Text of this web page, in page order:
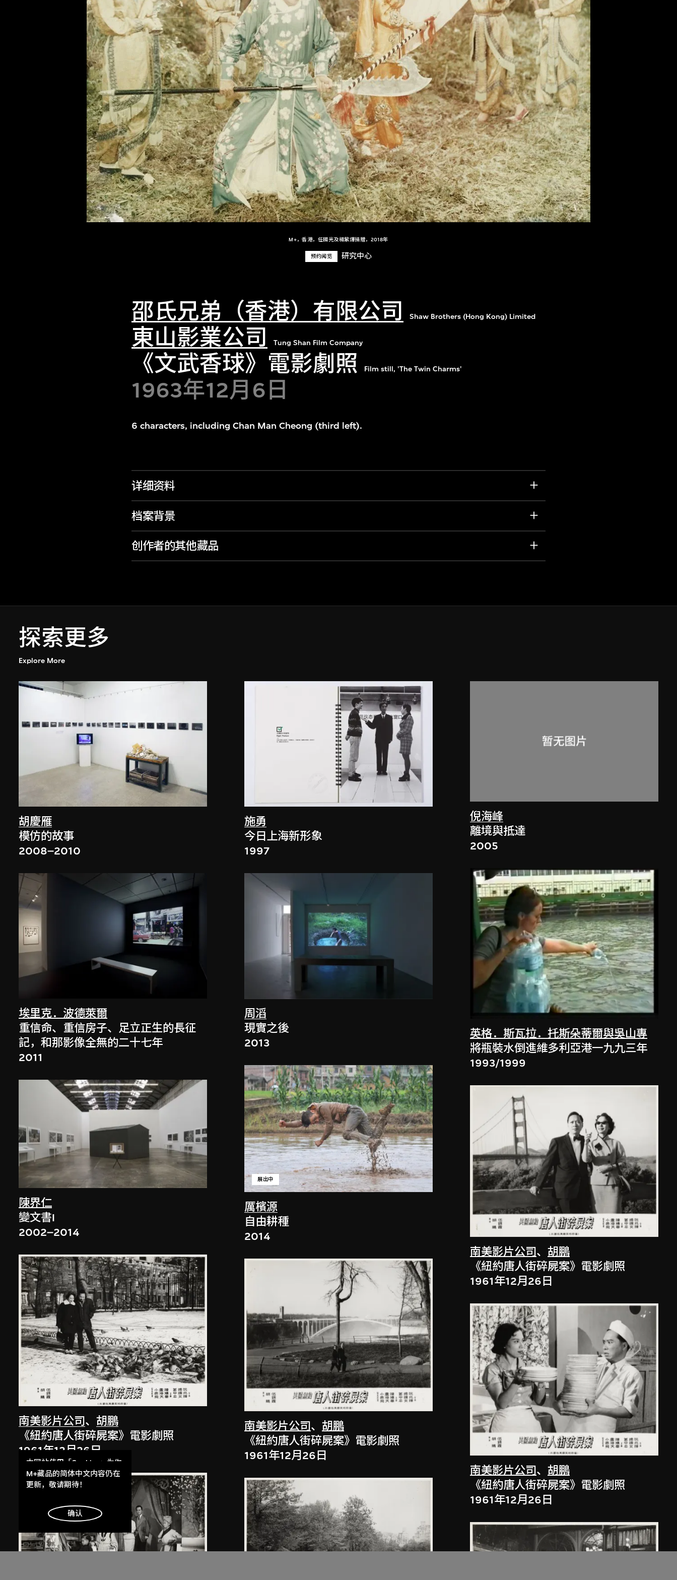
M+，香港，任國光及楊紫燁捐贈，2018年
预约阅览 研究中心
邵氏兄弟（香港）有限公司 Shaw Brothers (Hong Kong) Limited
東山影業公司 Tung Shan Film Company
《文武香球》電影劇照 Film still, 'The Twin Charms'
1963年12月6日
6 characters, including Chan Man Cheong (third left).
详细资料
档案背景
创作者的其他藏品
探索更多
Explore More
胡慶雁
模仿的故事
2008–2010
埃里克．波德萊爾
重信命、重信房子、足立正生的長征
記，和那影像全無的二十七年
2011
陳界仁
變文書I
2002–2014
南美影片公司、胡鵬
《紐約唐人街碎屍案》電影劇照
1961年12月26日
施勇
今日上海新形象
1997
周滔
現實之後
2013
厲檳源
展出中
自由耕種
2014
南美影片公司、胡鵬
《紐約唐人街碎屍案》電影劇照
1961年12月26日
倪海峰
離境與抵達
2005
英格．斯瓦拉．托斯朵蒂爾與吳山專
將瓶裝水倒進維多利亞港一九九三年
1993/1999
南美影片公司、胡鵬
《紐約唐人街碎屍案》電影劇照
1961年12月26日
南美影片公司、胡鵬
《紐約唐人街碎屍案》電影劇照
1961年12月26日
本网站使用「Cookies」为你
提供最好的网站体验。
了解更多
明白
M+藏品的简体中文内容仍在
更新，敬请期待！
确认